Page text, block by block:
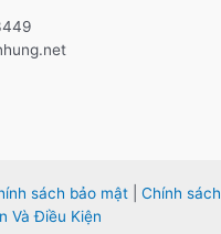
sách bảo mật| Chính sách
Và Điều Kiện